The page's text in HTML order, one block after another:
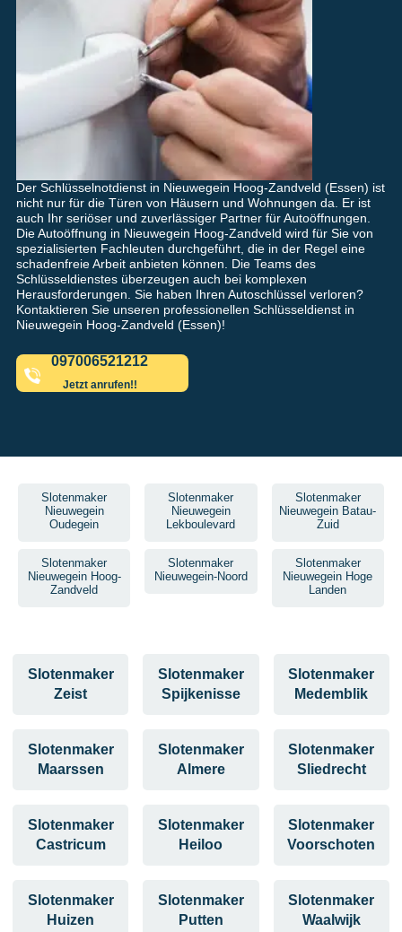
Der Schlüsselnotdienst in Nieuwegein Hoog-Zandveld (Essen) ist
nicht nur für die Türen von Häusern und Wohnungen da. Er ist
auch Ihr seriöser und zuverlässiger Partner für Autoöffnungen.
Die Autoöffnung in Nieuwegein Hoog-Zandveld wird für Sie von
spezialisierten Fachleuten durchgeführt, die in der Regel eine
schadenfreie Arbeit anbieten können. Die Teams des
Schlüsseldienstes überzeugen auch bei komplexen
Herausforderungen. Sie haben Ihren Autoschlüssel verloren?
Kontaktieren Sie unseren professionellen Schlüsseldienst in
Nieuwegein Hoog-Zandveld (Essen)!
097006521212
Jetzt anrufen!!
Slotenmaker
Nieuwegein
Oudegein
Slotenmaker
Nieuwegein
Lekboulevard
Slotenmaker
Nieuwegein Batau-
Zuid
Slotenmaker
Nieuwegein Hoog-
Zandveld
Slotenmaker
Nieuwegein-Noord
Slotenmaker
Nieuwegein Hoge
Landen
Slotenmaker
Zeist
Slotenmaker
Spijkenisse
Slotenmaker
Medemblik
Slotenmaker
Maarssen
Slotenmaker
Almere
Slotenmaker
Sliedrecht
Slotenmaker
Castricum
Slotenmaker
Heiloo
Slotenmaker
Voorschoten
Slotenmaker
Huizen
Slotenmaker
Putten
Slotenmaker
Waalwijk